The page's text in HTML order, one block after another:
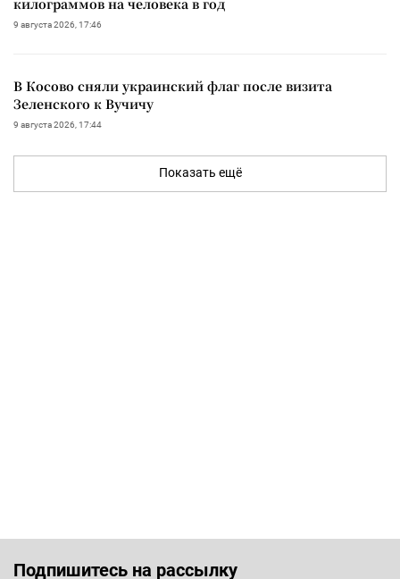
9 августа 2026, 17:46
В Косово сняли украинский флаг после визита
Зеленского к Вучичу
9 августа 2026, 17:44
Показать ещё
Подпишитесь на рассылку